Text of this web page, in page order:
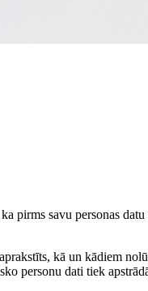
savu personas
kā un kādiem
personu dati tiek